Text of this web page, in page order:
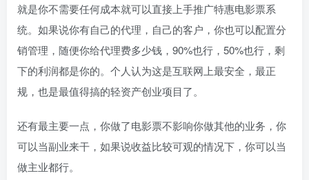
就是你不需要任何成本就可以直接上手推广特惠电影票系
统。如果说你有自己的代理，自己的客户，你也可以配置分
销管理，随便你给代理费多少钱，90%也行，50%也行，剩
下的利润都是你的。个人认为这是互联网上最安全，最正
规，也是最值得搞的轻资产创业项目了。
还有最主要一点，你做了电影票不影响你做其他的业务，你
可以当副业来干，如果说收益比较可观的情况下，你可以当
做主业都行。